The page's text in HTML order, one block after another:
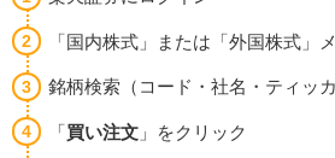
「国内株式」または「外国株式」
銘柄検索（コード・社名・ティッ
「買い注文 」をクリック